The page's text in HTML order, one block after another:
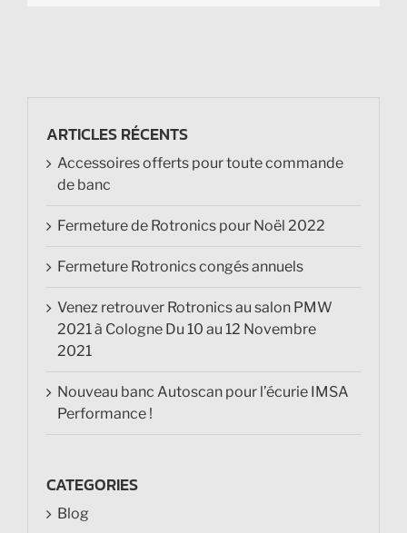
ARTICLES RÉCENTS
Accessoires offerts pour toute commande
de banc
Fermeture de Rotronics pour Noël 2022
Fermeture Rotronics congés annuels
Venez retrouver Rotronics au salon PMW
2021 à Cologne Du 10 au 12 Novembre
2021
Nouveau banc Autoscan pour l’écurie IMSA
Performance !
CATEGORIES
Blog